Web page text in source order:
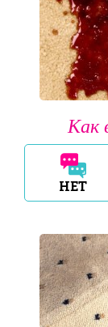
Как
НЕТ